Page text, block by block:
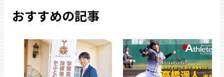
おすすめの記事